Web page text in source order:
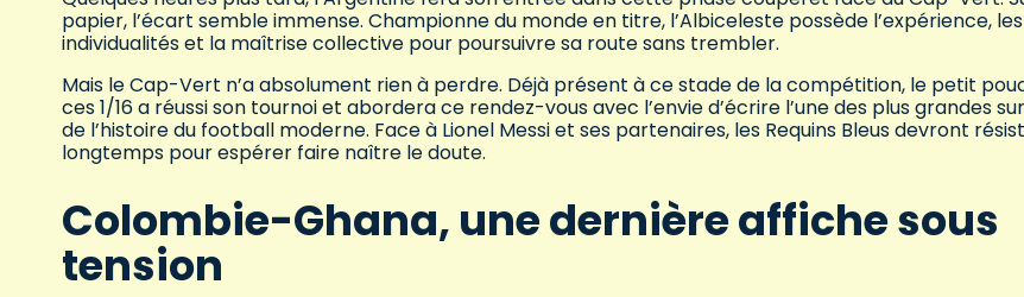
papier, l’écart semble immense. Championne du monde en titre, l’Albiceleste possède l’expérience, les
individualités et la maîtrise collective pour poursuivre sa route sans trembler.
Mais le Cap-Vert n’a absolument rien à perdre. Déjà présent à ce stade de la compétition, le petit
ces 1/16 a réussi son tournoi et abordera ce rendez-vous avec l’envie d’écrire l’une des plus grandes
de l’histoire du football moderne. Face à Lionel Messi et ses partenaires, les Requins Bleus devront
longtemps pour espérer faire naître le doute.
Colombie-Ghana, une dernière affiche sous
tension